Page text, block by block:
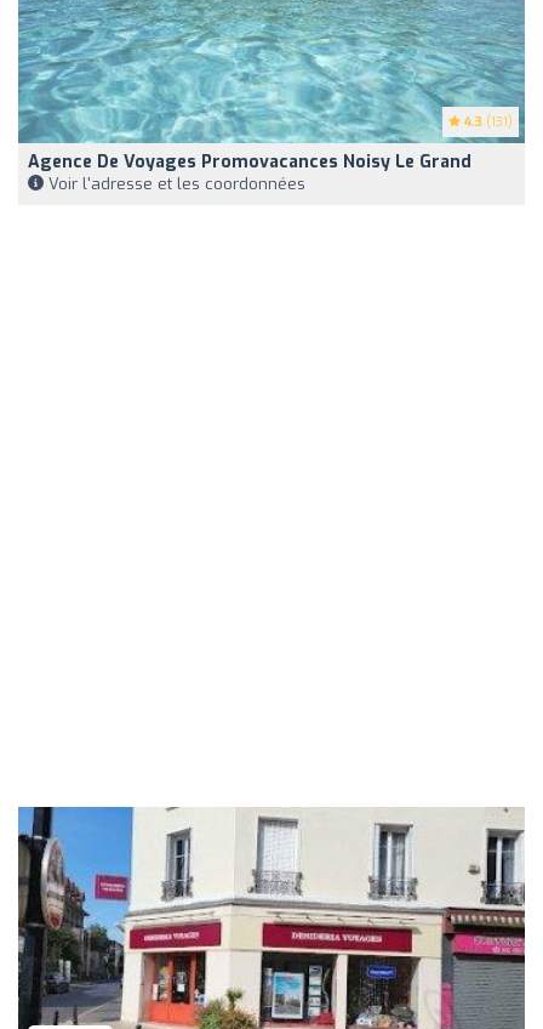
4.3 (131)
Agence De Voyages Promovacances Noisy Le Grand
Voir l'adresse et les coordonnées